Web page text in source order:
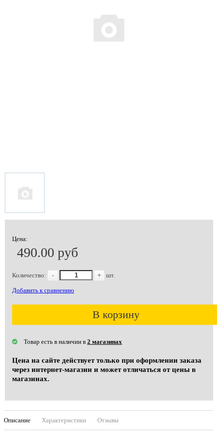
Цена:
490.00 руб
Количество: - + шт.
Добавить к сравнению
В корзину
Товар есть в наличии в 2 магазинах
Цена на сайте действует только при оформлении заказа
через интернет-магазин и может отличаться от цены в
магазинах.
Описание Характеристики Отзывы